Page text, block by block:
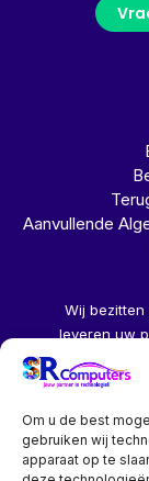
Om u de best
gebruiken wij
apparaat op te
Aanvullende
Wij
leveren uw